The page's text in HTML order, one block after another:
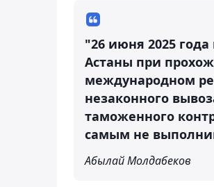
"26 июня 2025
Астаны при
международном
незаконного
таможенного
самым не
Абылай Молдабеков